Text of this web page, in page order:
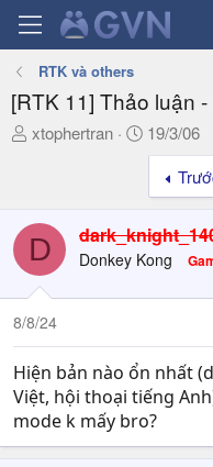
RTK và others
[RTK 11] Thảo luận
T
a
d
s
t
a
t
e
r
xtophertran
N
g
y
g
ử
i
19/3/06
D Donkey Kong
8/8/24
Hiện bản nào ổn nhất
Việt, hội thoại tiếng
mode k mấy bro?